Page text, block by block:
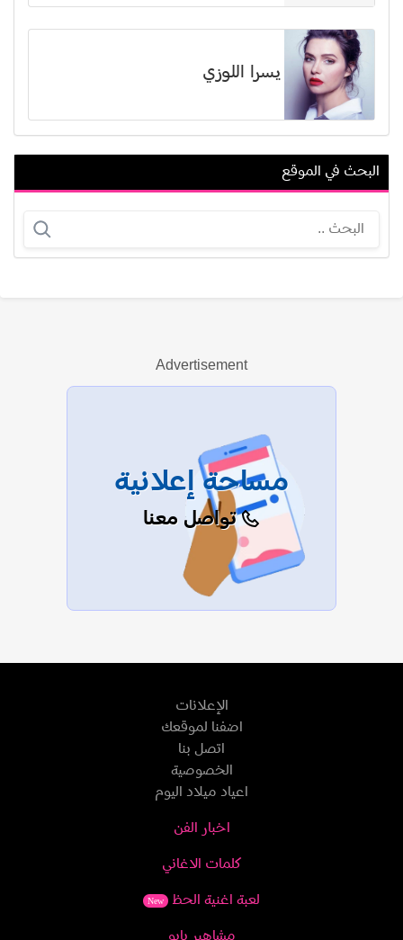
يسرا اللوزي
ميشيل ميلاد بشاي
عرض الكل
البحث في الموقع
Advertisement
مساحة إعلانية
تواصل معنا
الإعلانات
اضفنا لموقعك
اتصل بنا
الخصوصية
اعياد ميلاد اليوم
اخبار الفن
كلمات الاغاني
لعبة اغنية الحظ New
مشاهير بايو